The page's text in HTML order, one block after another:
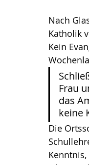
Nach
Katholik
Kein
Frau
das
keine
Die